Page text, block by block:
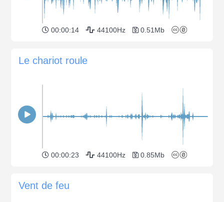
00:00:14 44100Hz 0.51Mb
Le chariot roule
00:00:23 44100Hz 0.85Mb
Vent de feu